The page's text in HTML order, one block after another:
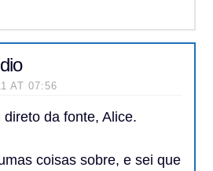
AT 07:56
direto da fonte, Alice.
coisas sobre, e sei que